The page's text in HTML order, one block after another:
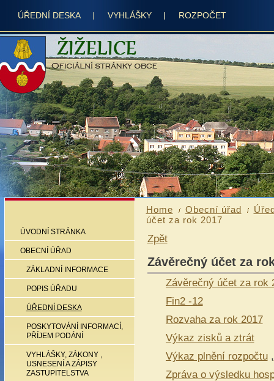
ÚŘEDNÍ DESKA VYHLÁŠKY ROZPOČET
ÚVODNÍ STRÁNKA
OBECNÍ ÚŘAD
ZÁKLADNÍ INFORMACE
POPIS ÚŘADU
ÚŘEDNÍ DESKA
POSKYTOVÁNÍ INFORMACÍ,
PŘÍJEM PODÁNÍ
VYHLÁŠKY, ZÁKONY ,
USNESENÍ A ZÁPISY
ZASTUPITELSTVA
Home Obecní úřad
účet za rok 2017
Zpět
Závěrečný účet za
Závěrečný účet za rok
Fin2 -12
Rozvaha za rok 2017
Výkaz zisků a ztrát
Výkaz plnění rozpočtu,
Zpráva o výsledku